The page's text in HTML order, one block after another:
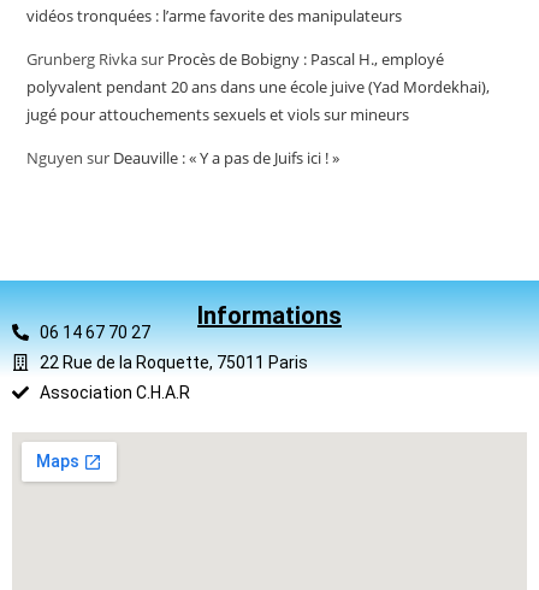
vidéos tronquées : l’arme favorite des manipulateurs
Grunberg Rivkasur Procès de Bobigny : Pascal H., employé
polyvalent pendant 20 ans dans une école juive (Yad Mordekhai),
jugé pour attouchements sexuels et viols sur mineurs
Nguyen sur Deauville : « Y a pas de Juifs ici ! »
Informations
06 14 67 70 27
22 Rue de la Roquette, 75011 Paris
Association C.H.A.R